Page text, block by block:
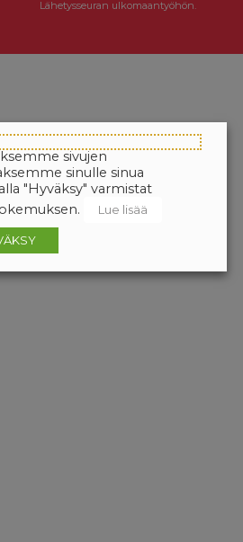
Lähetysseuran ulkomaantyöhön.
sivujen
sinulle sinua
"Hyväksy" varmistat
Lue lisää